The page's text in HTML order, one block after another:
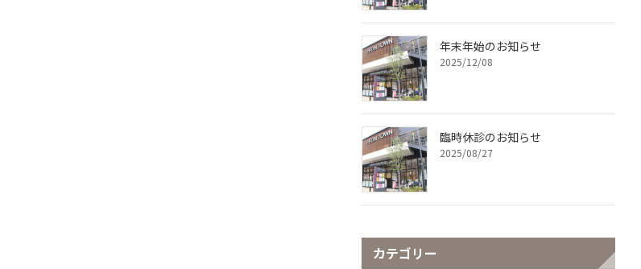
年末年始のお知らせ
2025/12/08
臨時休診のお知らせ
2025/08/27
カテゴリー